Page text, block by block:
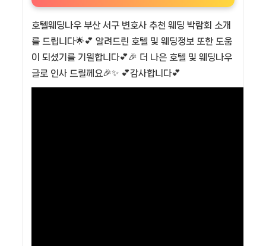
호텔웨딩나우 부산 서구 변호사 추천 웨딩 박람회 소개
를 드립니다🌟💕 알려드린 호텔 및 웨딩정보 또한 도움
이 되셨기를 기원합니다💕🎉 더 나은 호텔 및 웨딩나우
글로 인사 드릴께요🎉✨ 💕감사합니다💕